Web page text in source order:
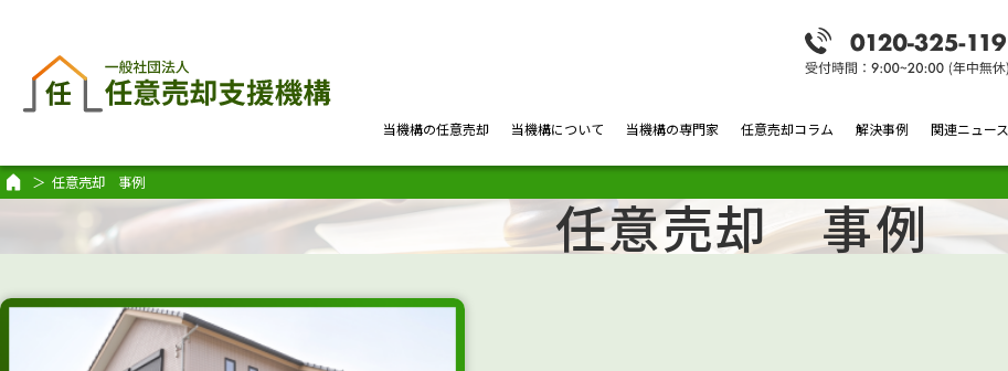
当機構の任意売却 当機構について 当機構の専門家 任意売却コラム 解決事例 関連ニュース
任意売却 事例
任意売却 事例